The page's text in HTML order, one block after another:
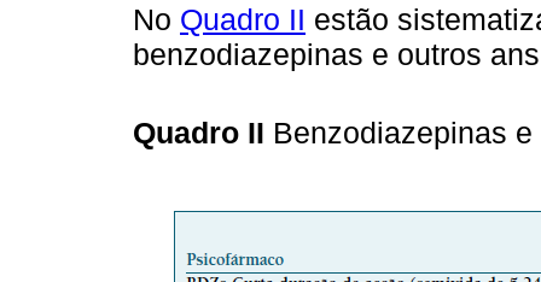
No Quadro II estão
benzodiazepinas e outros
Quadro II Benzodiazepinas